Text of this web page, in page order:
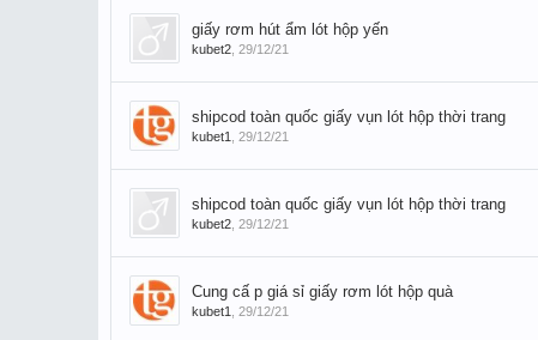
giấy rơm hút ẩm lót hộp yến
kubet2 29/12/21
shipcod toàn quốc giấy vụn lót hộp thời trang
kubet1 29/12/21
shipcod toàn quốc giấy vụn lót hộp thời trang
kubet2 29/12/21
Cung cấ p giá sỉ giấy rơm lót hộp quà
kubet1 29/12/21